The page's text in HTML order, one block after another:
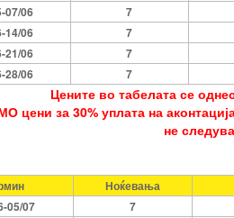
07/06
7
14/06
7
21/06
7
28/06
7
Цените во табелата се
цени за 30% уплата на
не
Ноќевања
05/07
7